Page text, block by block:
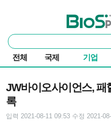
바이오스펙테
통
합
검
색
전체 국제 기업
JW바이오사이언스, 패
록
입력 2021-08-11 09:53 수정 2021-